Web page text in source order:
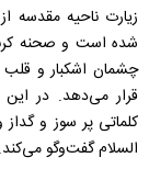
زیارت ناحیه مقدسه
شده است و صحنه
چشمان اشکبار و قلب
قرار مى‌دهد. در
کلماتی پر سوز و
السلام گفت‌و‌گو می‌کند.